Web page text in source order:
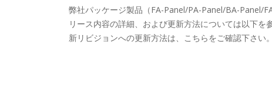
弊社パッケージ製品（FA-Panel/PA-Panel/BA-Panel/
リース内容の詳細、および更新方法については以下
新リビジョンへの更新方法は、こちらをご確認下さい